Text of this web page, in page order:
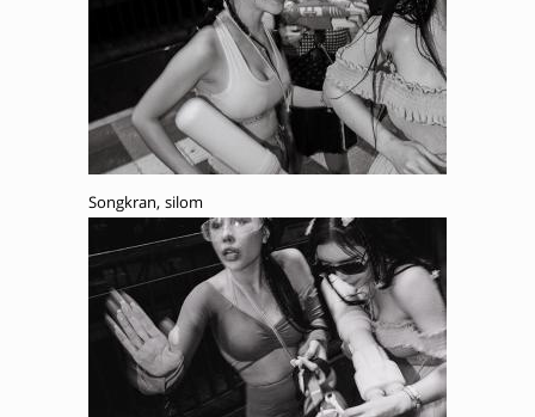
Songkran, silom